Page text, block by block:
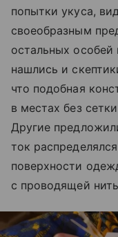
попытки укуса,
своеобразным
остальных особей
нашлись и
что подобная
в местах без
Другие
ток
поверхности
с проводящей